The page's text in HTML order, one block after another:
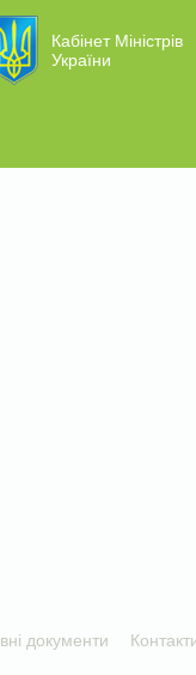
Кабінет Міністрів
України
документи